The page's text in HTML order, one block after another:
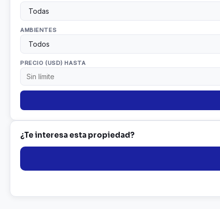
AMBIENTES
PRECIO (USD) HASTA
¿Te interesa esta propiedad?